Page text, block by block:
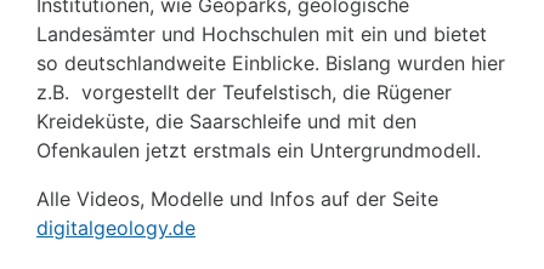
Landesämter und Hochschulen mit ein und bietet
so deutschlandweite Einblicke. Bislang wurden hier
z.B. vorgestellt der Teufelstisch, die Rügener
Kreideküste, die Saarschleife und mit den
Ofenkaulen jetzt erstmals ein Untergrundmodell.
Alle Videos, Modelle und Infos auf der Seite
digitalgeology.de